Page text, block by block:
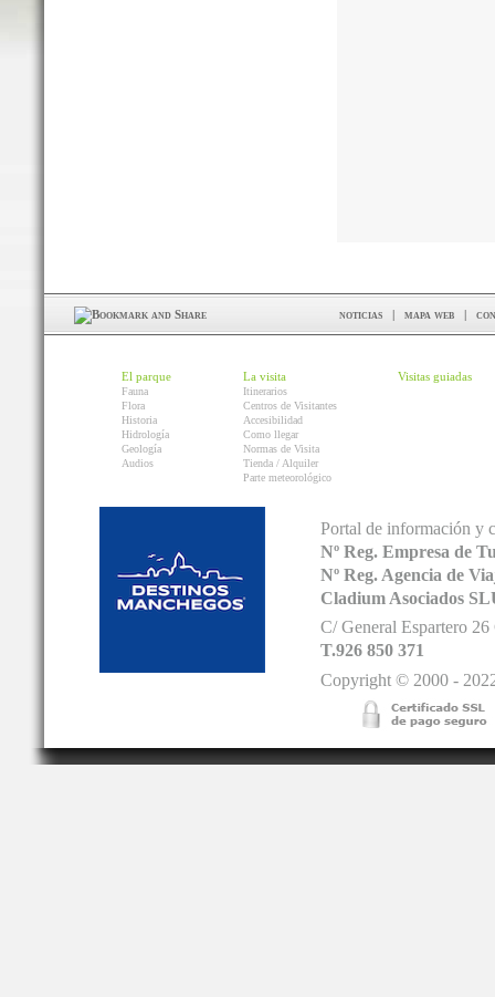
noticias | mapa web |
El parque
Fauna
Flora
Historia
Hidrología
Geología
Audios
La visita
Itinerarios
Centros de Visitantes
Accesibilidad
Como llegar
Normas de Visita
Tienda / Alquiler
Parte meteorológico
Visitas guiadas
Portal de información y
Nº Reg. Empresa de
Nº Reg. Agencia de
Cladium Asociados
C/ General Espartero
T.926 850 371
Copyright © 2000 -